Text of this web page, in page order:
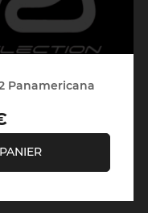
Panamericana